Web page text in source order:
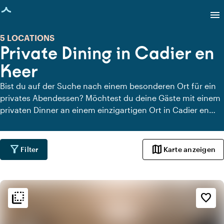
geladen
menu
Private Dining in Cadier en
Keer
5 LOCATIONS
Bist du auf der Suche nach einem besonderen Ort für ein
privates Abendessen? Möchtest du deine Gäste mit einem
privaten Dinner an einem einzigartigen Ort in Cadier en
einfach alle Locations in Cadier en Keer, an denen du in
aller Ruhe dinieren kannst. Schau dir alle privaten Dining-
Locations für ein köstliches privates Dinner an.
filter_alt Filter map Karte anzeigen
flip_to_back favorite_border
flip_to_back Ambiente und Ästhetik
info
Klassisch